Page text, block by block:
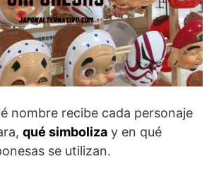
nombre recibe cada personaje
qué simboliza y en qué
se utilizan.